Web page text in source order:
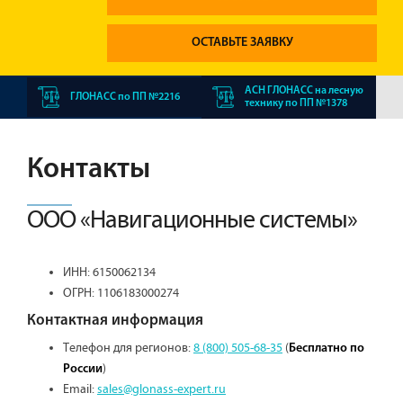
ОСТАВЬТЕ ЗАЯВКУ
ГЛОНАСС по ПП №2216
АСН ГЛОНАСС на лесную
технику по ПП №1378
Контакты
ООО «Навигационные системы»
ИНН: 6150062134
ОГРН: 1106183000274
Контактная информация
Телефон для регионов:8 (800) 505-68-35 (Бесплатно по
России)
Email:sales@glonass-expert.ru